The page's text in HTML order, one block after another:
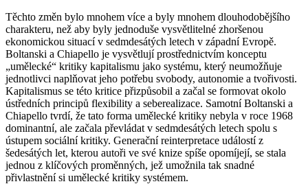
Těchto změn bylo mnohem více a byly mnohem dlouhodobějšího
charakteru, než aby byly jednoduše vysvětlitelné zhoršenou
ekonomickou situací v sedmdesátých letech v západní Evropě.
Boltanski a Chiapello je vysvětlují prostřednictvím konceptu
„umělecké“ kritiky kapitalismu jako systému, který neumožňuje
jednotlivci naplňovat jeho potřebu svobody, autonomie a tvořivosti.
Kapitalismus se této kritice přizpůsobil a začal se formovat okolo
ústředních principů flexibility a seberealizace. Samotní Boltanski a
Chiapello tvrdí, že tato forma umělecké kritiky nebyla v roce 1968
dominantní, ale začala převládat v sedmdesátých letech spolu s
ústupem sociální kritiky. Generační reinterpretace událostí z
šedesátých let, kterou autoři ve své knize spíše opomíjejí, se stala
jednou z klíčových proměnných, jež umožnila tak snadné
přivlastnění si umělecké kritiky systémem.